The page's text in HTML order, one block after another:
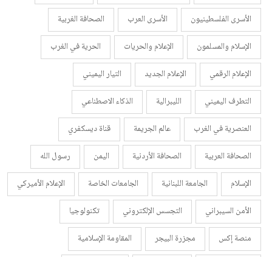
الأسرى الفلسطينيون
الأسرى العرب
الصحافة الغربية
الإسلام والمسلمون
الإعلام والحريات
الحرية في الغرب
الإعلام الرقمي
الإعلام الجديد
التيار اليميني
التطرف اليميني
الليبرالية
الذكاء الاصطناعي
العنصرية في الغرب
عالم الجريمة
قناة ديسكفري
الصحافة العربية
الصحافة الأردنية اليمن
رسول الله
الإسلام
الجامعة اللبنانية الجامعات الخاصة
الإعلام الأميركي
الأمن السيبراني
التجسس الإلكتروني
تكنولوجيا
منصة إكس
مجزرة البيجر المقاومة الإسلامية